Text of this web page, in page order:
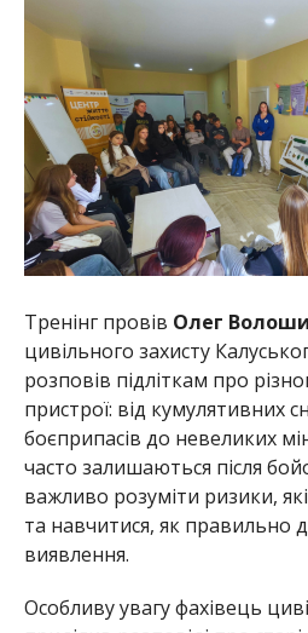
Тренінг провів Олег
цивільного захисту
розповів підліткам про
пристрої: від кумулятивних
боєприпасів до невеликих
часто залишаються після
важливо розуміти ризики,
та навчитися, як правильно
виявлення.
Особливу увагу фахівець